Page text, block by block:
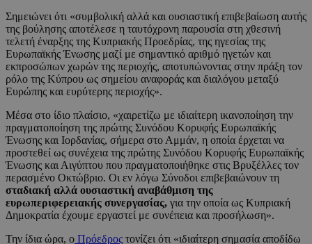
Σημειώνει ότι «συμβολική αλλά και ουσιαστική επιβεβαίωση αυτής
της βούλησης αποτέλεσε η ταυτόχρονη παρουσία στη χθεσινή
τελετή έναρξης της Κυπριακής Προεδρίας, της ηγεσίας της
Ευρωπαϊκής Ένωσης μαζί με σημαντικό αριθμό ηγετών και
εκπροσώπων χωρών της περιοχής, αποτυπώνοντας στην πράξη τον
ρόλο της Κύπρου ως σημείου αναφοράς και διαλόγου μεταξύ
Ευρώπης και ευρύτερης περιοχής».
Μέσα στο ίδιο πλαίσιο, «χαιρετίζω με ιδιαίτερη ικανοποίηση την
πραγματοποίηση της πρώτης Συνόδου Κορυφής Ευρωπαϊκής
Ένωσης και Ιορδανίας, σήμερα στο Αμμάν, η οποία έρχεται να
προστεθεί ως συνέχεια της πρώτης Συνόδου Κορυφής Ευρωπαϊκής
Ένωσης και Αιγύπτου που πραγματοποιήθηκε στις Βρυξέλλες τον
περασμένο Οκτώβριο. Οι εν λόγω Σύνοδοι επιβεβαιώνουν τη
σταδιακή αλλά ουσιαστική αναβάθμιση της
ευρωπεριφερειακής συνεργασίας, για την οποία ως Κυπριακή
Δημοκρατία έχουμε εργαστεί με συνέπεια και προσήλωση».
Την ίδια ώρα, ο Πρόεδρος τονίζει ότι «ιδιαίτερη σημασία αποδίδω